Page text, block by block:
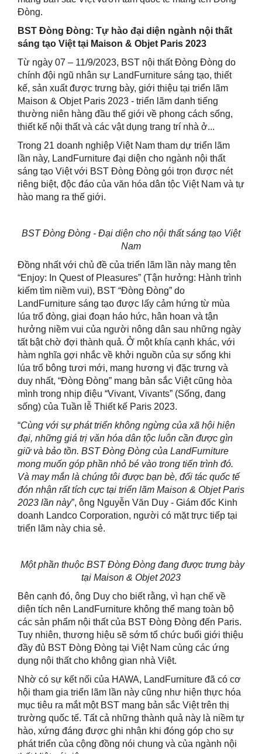
Đòng.
BST Đòng Đòng: Tự hào đại diện ngành nội thất
sáng tạo Việt tại Maison & Objet Paris 2023
Từ ngày 07 – 11/9/2023, BST nội thất Đòng Đòng do
chính đội ngũ nhân sự LandFurniture sáng tạo, thiết
kế, sản xuất được trưng bày, giới thiệu tại triển lãm
Maison & Objet Paris 2023 - triển lãm danh tiếng
thường niên hàng đầu thế giới về phong cách sống,
thiết kế nội thất và các vật dụng trang trí nhà ở...
Trong 21 doanh nghiệp Việt Nam tham dự triển lãm
lần này, LandFurniture đại diện cho ngành nội thất
sáng tạo Việt với BST Đòng Đòng gói trọn được nét
riêng biệt, độc đáo của văn hóa dân tộc Việt Nam và tự
hào mang ra thế giới.
BST Đòng Đòng - Đại diện cho nội thất sáng tạo Việt
Nam
Đồng nhất với chủ đề của triển lãm lần này mang tên
“Enjoy: In Quest of Pleasures” (Tận hưởng: Hành trình
kiếm tìm niềm vui), BST “Đòng Đòng” do
LandFurniture sáng tạo được lấy cảm hứng từ mùa
lúa trổ đòng, giai đoạn háo hức, hân hoan và tận
hưởng niềm vui của người nông dân sau những ngày
tất bật chờ đợi thành quả. Ở một khía cạnh khác, với
hàm nghĩa gợi nhắc về khởi nguồn của sự sống khi
lúa trổ bông tươi mới, mang hương vị đặc trưng và
duy nhất, “Đòng Đòng” mang bản sắc Việt cũng hòa
mình trong nhịp điệu “Vivant, Vivants” (Sống, đang
sống) của Tuần lễ Thiết kế Paris 2023.
“Cùng với sự phát triển không ngừng của xã hội hiện
đại, những giá trị văn hóa dân tộc luôn cần được gìn
giữ và bảo tồn. BST Đòng Đòng của LandFurniture
mong muốn góp phần nhỏ bé vào trong tiến trình đó.
Và may mắn là chúng tôi được bạn bè, đối tác quốc tế
đón nhận rất tích cực tại triển lãm Maison & Objet Paris
2023 lần này”, ông Nguyễn Văn Duy - Giám đốc Kinh
doanh Landco Corporation, người có mặt trực tiếp tại
triển lãm này chia sẻ.
Một phần thuộc BST Đòng Đòng đang được trưng bày
tại Maison & Objet 2023
Bên cạnh đó, ông Duy cho biết rằng, vì hạn chế về
diện tích nên LandFurniture không thể mang toàn bộ
các sản phẩm nội thất của BST Đòng Đòng đến Paris.
Tuy nhiên, thương hiệu sẽ sớm tổ chức buổi giới thiệu
đầy đủ BST Đòng Đòng tại Việt Nam cùng các ứng
dụng nội thất cho không gian nhà Việt.
Nhờ có sự kết nối của HAWA, LandFurniture đã có cơ
hội tham gia triển lãm lần này cũng như hiện thực hóa
mục tiêu ra mắt một BST mang bản sắc Việt trên thị
trường quốc tế. Tất cả những thành quả này là niềm tự
hào, xứng đáng được ghi nhận khi đóng góp cho sự
phát triển của cộng đồng nói chung và của ngành nội